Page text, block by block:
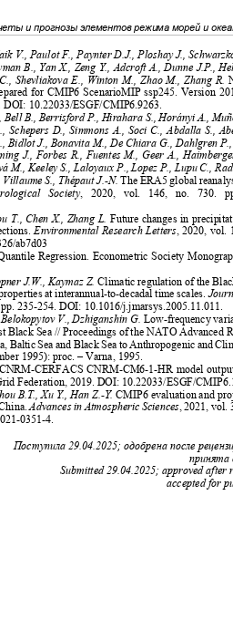
и прогнозы элементов режима морей и
V., Paulot F., Paynter D.J., Ploshay J.,
B., Yan X., Zeng Y., Adcroft A., Dunne J.P.,
Shevliakova E., Winton M., Zhao M., Zhang R.
for CMIP6 ScenarioMIP ssp245. Version
DOI: 10.22033/ESGF/CMIP6.9263.
Bell B., Berrisford P., Hirahara S., Horányi A.,
Schepers D., Simmons A., Soci C., Abdalla S.,
Bidlot J., Bonavita M., De Chiara G., Dahlgren
J., Forbes R., Fuentes M., Geer A.,
M., Keeley S., Laloyaux P., Lopez P., Lupu C.,
Villaume S., Thépaut J.-N.The ERA5 global
Society, 2020, vol. 146, no. 730.
T., Chen X., Zhang L.Future changes in
Environmental Research Letters, 2020, vol.
ab7d03
е Rеgrеssion. ЕсonometriсSoсiеty
J.W., Kaymaz Z.Climatic regulation of the
at interannual-to-decadal time scales.
235-254. DOI: 10.1016/j.jmarsys.2005.11.011.
V., Dzhiganshin G. Low-frequency
Black Sea // Proceedings of the NATO Advanced
Baltic Sea and Black Sea to Anthropogenic and
1995): proc. – Varna, 1995.
CNRM-CERFACS CNRM-CM6-1-HR model
Federation, 2019. DOI: 10.22033/ESGF/
B.T., Xu Y., Han Z.-Y.CMIP6 evaluation and
Advances in Atmospheric Sciences, 2021, vol.
0351-4.
Поступила 29.04.2025; одобрена после
принята
Submitted 29.04.2025; approved
accepted for